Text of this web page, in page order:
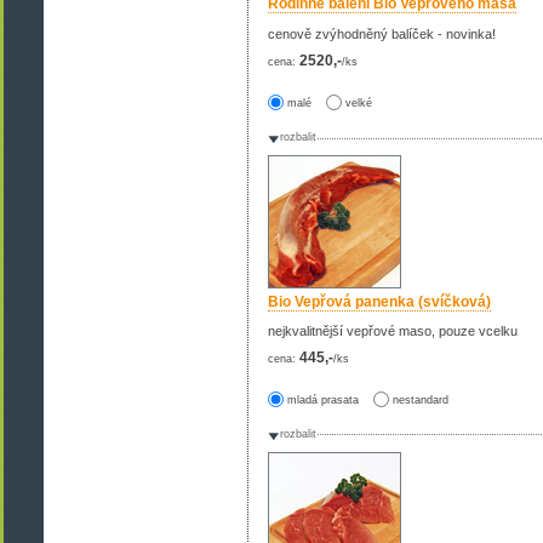
Rodinné balení Bio Vepřového masa
cenově zvýhodněný balíček - novinka!
cena: 2520,-/ks
malé velké
rozbalit
Bio Vepřová panenka (svíčková)
nejkvalitnější vepřové maso, pouze vcelku
cena: 445,-/ks
mladá prasata nestandard
rozbalit